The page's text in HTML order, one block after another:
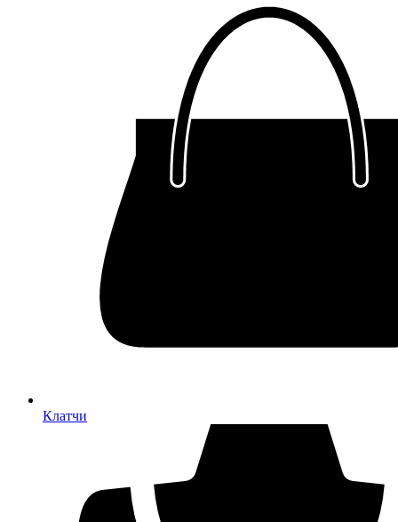
Клатчи